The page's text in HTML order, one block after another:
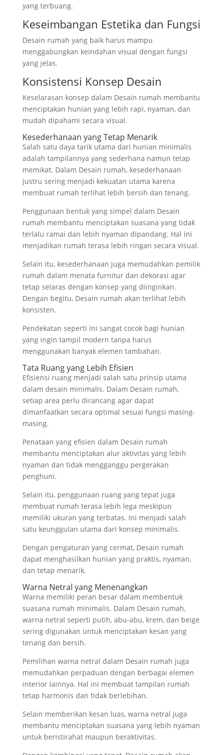
yang terbuang.
Keseimbangan Estetika dan Fungsi
Desain rumah yang baik harus mampu
menggabungkan keindahan visual dengan fungsi
yang jelas.
Konsistensi Konsep Desain
Keselarasan konsep dalam Desain rumah membantu
menciptakan hunian yang lebih rapi, nyaman, dan
mudah dipahami secara visual.
Kesederhanaan yang Tetap Menarik
Salah satu daya tarik utama dari hunian minimalis
adalah tampilannya yang sederhana namun tetap
memikat. Dalam Desain rumah, kesederhanaan
justru sering menjadi kekuatan utama karena
membuat rumah terlihat lebih bersih dan tenang.
Penggunaan bentuk yang simpel dalam Desain
rumah membantu menciptakan suasana yang tidak
terlalu ramai dan lebih nyaman dipandang. Hal ini
menjadikan rumah terasa lebih ringan secara visual.
Selain itu, kesederhanaan juga memudahkan pemilik
rumah dalam menata furnitur dan dekorasi agar
tetap selaras dengan konsep yang diinginkan.
Dengan begitu, Desain rumah akan terlihat lebih
konsisten.
Pendekatan seperti ini sangat cocok bagi hunian
yang ingin tampil modern tanpa harus
menggunakan banyak elemen tambahan.
Tata Ruang yang Lebih Efisien
Efisiensi ruang menjadi salah satu prinsip utama
dalam desain minimalis. Dalam Desain rumah,
setiap area perlu dirancang agar dapat
dimanfaatkan secara optimal sesuai fungsi masing-
masing.
Penataan yang efisien dalam Desain rumah
membantu menciptakan alur aktivitas yang lebih
nyaman dan tidak mengganggu pergerakan
penghuni.
Selain itu, penggunaan ruang yang tepat juga
membuat rumah terasa lebih lega meskipun
memiliki ukuran yang terbatas. Ini menjadi salah
satu keunggulan utama dari konsep minimalis.
Dengan pengaturan yang cermat, Desain rumah
dapat menghasilkan hunian yang praktis, nyaman,
dan tetap menarik.
Warna Netral yang Menenangkan
Warna memiliki peran besar dalam membentuk
suasana rumah minimalis. Dalam Desain rumah,
warna netral seperti putih, abu-abu, krem, dan beige
sering digunakan untuk menciptakan kesan yang
tenang dan bersih.
Pemilihan warna netral dalam Desain rumah juga
memudahkan perpaduan dengan berbagai elemen
interior lainnya. Hal ini membuat tampilan rumah
tetap harmonis dan tidak berlebihan.
Selain memberikan kesan luas, warna netral juga
membantu menciptakan suasana yang lebih nyaman
untuk beristirahat maupun beraktivitas.